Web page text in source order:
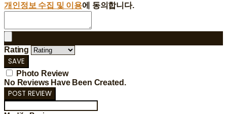
개인정보 수집 및 이용에 동의합니다.
Rating
SAVE
Photo Review
No Reviews Have Been Created.
POST REVIEW